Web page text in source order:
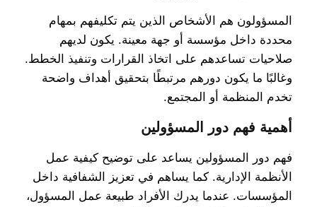
المسؤولون هم الأشخاص الذين يتم تكليفهم بمهام
محددة داخل مؤسسة أو جهة معينة. يكون لديهم
صلاحيات تساعدهم على اتخاذ القرارات وتنفيذ الخطط.
وغالبًا ما يكون دورهم مرتبطًا بتحقيق أهداف واضحة
تخدم المنظمة أو المجتمع.
أهمية فهم دور المسؤولين
فهم دور المسؤولين يساعد على توضيح كيفية عمل
الأنظمة الإدارية. كما يساهم في تعزيز الشفافية داخل
المؤسسات. عندما يدرك الأفراد طبيعة عمل المسؤول،